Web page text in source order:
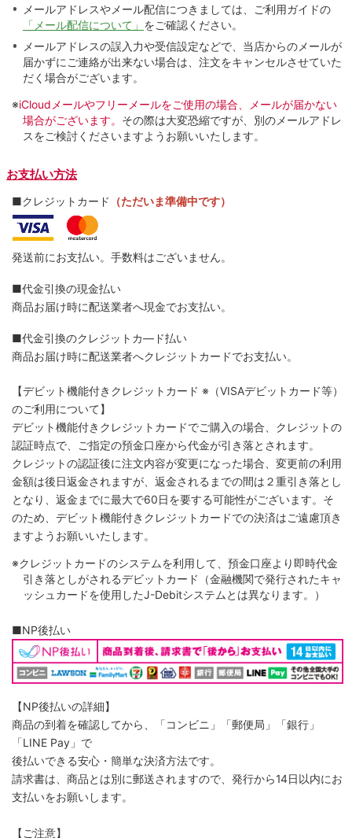
メールアドレスやメール配信につきましては、ご利用ガイドの
「メール配信について」 をご確認ください。
メールアドレスの誤入力や受信設定などで、当店からのメールが
届かずにご連絡が出来ない場合は、注文をキャンセルさせていた
だく場合がございます。
※iCloudメールやフリーメールをご使用の場合、メールが届かない
場合がございます。 その際は大変恐縮ですが、別のメールアドレ
スをご検討くださいますようお願いいたします。
お支払い方法
■クレジットカード （ただいま準備中です）
発送前にお支払い。手数料はございません。
■代金引換の現金払い
商品お届け時に配送業者へ現金でお支払い。
■代金引換のクレジットカ―ド払い
商品お届け時に配送業者へクレジットカードでお支払い。
【デビット機能付きクレジットカード ※（VISAデビットカード等）
のご利用について】
デビット機能付きクレジットカードでご購入の場合、クレジットの
認証時点で、ご指定の預金口座から代金が引き落とされます。
クレジットの認証後に注文内容が変更になった場合、変更前の利用
金額は後日返金されますが、返金されるまでの間は２重引き落とし
となり、返金までに最大で60日を要する可能性がございます。そ
のため、デビット機能付きクレジットカードでの決済はご遠慮頂き
ますようお願いいたします。
※クレジットカードのシステムを利用して、預金口座より即時代金
引き落としがされるデビットカード（金融機関で発行されたキャ
ッシュカードを使用したJ-Debitシステムとは異なります。）
■NP後払い
【NP後払いの詳細】
商品の到着を確認してから、「コンビニ」「郵便局」「銀行」
「LINE Pay」で
後払いできる安心・簡単な決済方法です。
請求書は、商品とは別に郵送されますので、発行から14日以内にお
支払いをお願いします。
【ご注意】